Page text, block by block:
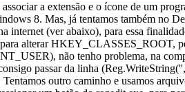
a extensão e o ícone de um
8. Mas, já tentamos também no
internet (ver abaixo), para essa
alterar HKEY_CLASSES_ROOT,
não tenho problema, na
passar da linha
outro caminho e usamos